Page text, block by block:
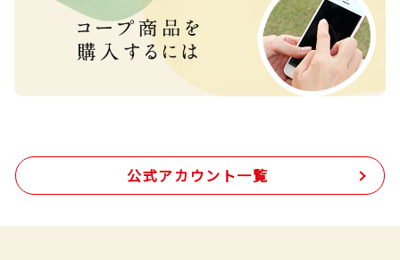
公式アカウント一覧